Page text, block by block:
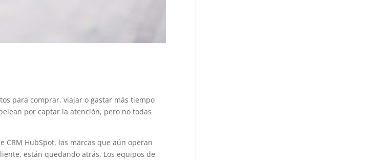
para comprar, viajar o gastar más tiempo
por captar la atención, pero no todas
CRM HubSpot, las marcas que aún operan
están quedando atrás. Los equipos de